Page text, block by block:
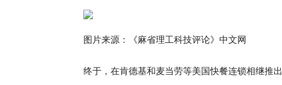
图片来源：《麻省理工科技评论》中文网
终于，在肯德基和麦当劳等美国快餐连锁相继推